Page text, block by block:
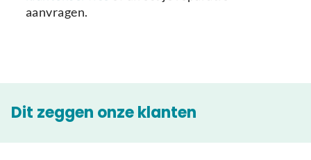
aanvragen.
Dit zeggen onze klanten